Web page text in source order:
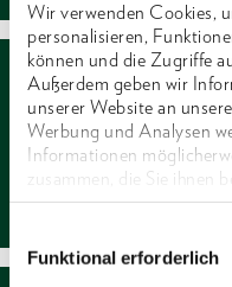
Wir verwenden Cookies,
personalisieren,
können und die Zugriffe
Außerdem geben wir
unserer Website an
Werbung und Analysen
Informationen
zusammen, die Sie ihnen
Rahmen Ihrer Nutzung
Funktional erforderlich